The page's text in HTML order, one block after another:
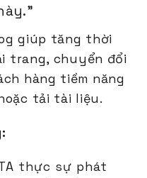
giúp tăng thời
trang, chuyển đổi
hàng tiềm năng
tải tài liệu.
thực sự phát